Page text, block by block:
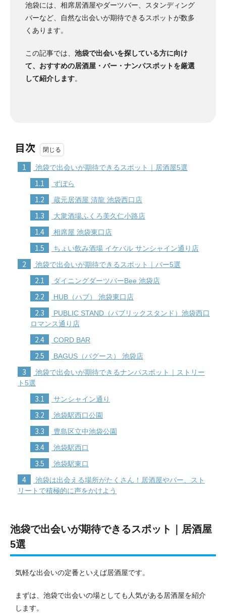
池袋には、相席居酒屋やダーツバー、スタンディング
バーなど、自然な出会いが期待できるスポットが数多
くあります。
この記事では、 池袋で出会いを探している方に向け
て、おすすめの居酒屋・バー・ナンパスポットを厳選
して紹介します。
目次
1 池袋で出会いが期待できるスポット｜居酒屋5選
1.1 ずぼら
1.2 蔵元居酒屋 清龍 池袋西口店
1.3 大衆酒場ふくろ美久仁小路店
1.4 相席屋 池袋東口店
1.5 ちょい飲み酒場 イケバル サンシャイン通り店
2 池袋で出会いが期待できるスポット｜バー5選
2.1 ダイニングダーツバーBee 池袋店
2.2 HUB（ハブ） 池袋東口店
2.3
PUBLIC STAND（パブリックスタンド）池袋西口
ロマンス通り店
2.4 CORD BAR
2.5 BAGUS（バグース） 池袋店
3
池袋で出会いが期待できるナンパスポット｜ストリー
ト5選
3.1 サンシャイン通り
3.2 池袋駅西口公園
3.3 豊島区立中池袋公園
3.4 池袋駅西口
3.5 池袋駅東口
4
池袋は出会える場所がたくさん！居酒屋やバー、スト
リートで積極的に声をかけよう
池袋で出会いが期待できるスポット｜居酒屋
5選
気軽な出会いの定番といえば居酒屋です。
まずは、池袋で出会いの場としても人気がある居酒屋を紹介
します。